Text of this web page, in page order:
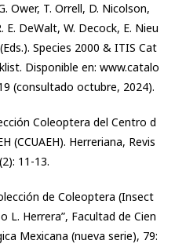
Ower, T. Orrell, D. Nicolson,
E. DeWalt, W. Decock, E. Nieu
Species 2000 & ITIS Cat
Disponible en: www.catalo
(consultado octubre, 2024).
Coleoptera del Centro d
(CCUAEH). Herreriana, Revis
11-13.
de Coleoptera (Insect
L. Herrera”, Facultad de Cien
Mexicana (nueva serie), 79: